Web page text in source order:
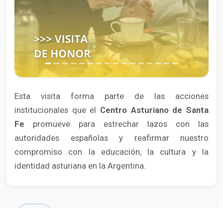
Esta visita forma parte de las acciones
institucionales que el Centro Asturiano de Santa
Fe promueve para estrechar lazos con las
autoridades españolas y reafirmar nuestro
compromiso con la educación, la cultura y la
identidad asturiana en la Argentina.